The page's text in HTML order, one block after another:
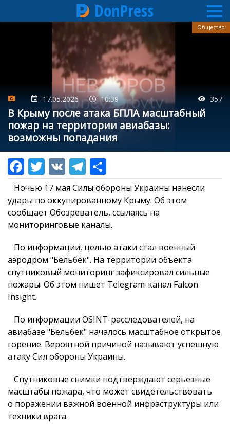
DonPress
17.05.2026 10:39 357
В Крыму после атака БПЛА масштабный
пожар на территории авиабазы:
возможны попадания
Общество
Ночью 17 мая Силы обороны Украины нанесли
удары по оккупированному Крыму. Об этом
сообщает Обозреватель, ссылаясь на
мониторинговые каналы.
По информации, целью атаки стал военный
аэродром "Бельбек". На территории объекта
спутниковый мониторинг зафиксировал сильные
пожары. Об этом пишет Telegram-канал Falcon
Insight.
По информации OSINT-расследователей, на
авиабазе "Бельбек" началось масштабное открытое
горение. Вероятной причиной называют успешную
атаку Сил обороны Украины.
Спутниковые снимки подтверждают серьезные
масштабы пожара, что может свидетельствовать
о поражении важной военной инфраструктуры или
техники врага.